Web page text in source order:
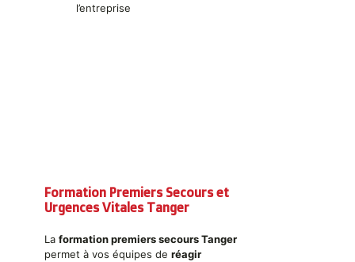
l’entreprise
Formation Premiers Secours et
Urgences Vitales Tanger
La formation premiers secours Tanger
permet à vos équipes de réagir